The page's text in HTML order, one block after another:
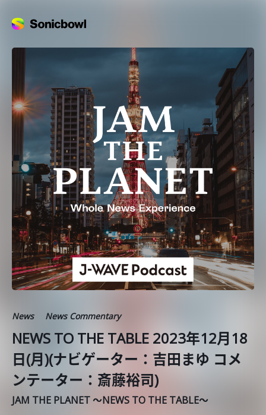
News News Commentary
NEWS TO THE TABLE 2023年12月18
日(月)(ナビゲーター：吉田まゆ コメ
ンテーター：斎藤裕司)
JAM THE PLANET ～NEWS TO THE TABLE～